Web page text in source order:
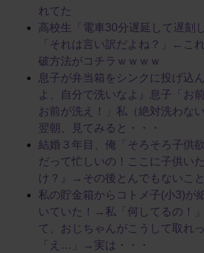
れてた
高校生「電車30分遅延して遅刻
「それは言い訳だよね？」←こ
破方法がコチラｗｗｗｗ
息子が弁当箱をシンクに投げ込
よ、自分で洗いなよ』息子「お
お前が洗え！」私（絶対洗わな
翌朝、見てみると・・・
結婚３年目、俺「そろそろ子供
だって忙しいの！ここに子供い
け？』→その後とんでもないこと
私の貯金箱からコトメ子(小3)が
いていた！→私「何してるの！
て、おじちゃんがこうして取れ
「え…」→実は・・・